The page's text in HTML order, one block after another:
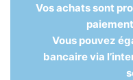
Vos achats sont
Vous pouvez
bancaire via